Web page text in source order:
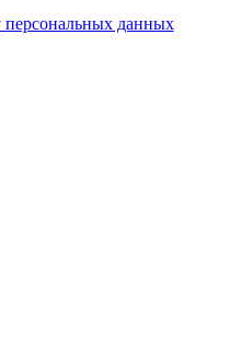
персональных данных